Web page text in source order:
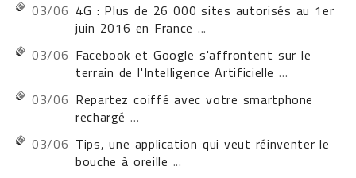
03/06 4G : Plus de 26 000 sites autorisés au 1er
juin 2016 en France ...
03/06 Facebook et Google s'affrontent sur le
terrain de l'Intelligence Artificielle ...
03/06 Repartez coiffé avec votre smartphone
rechargé ...
03/06 Tips, une application qui veut réinventer le
bouche à oreille ...